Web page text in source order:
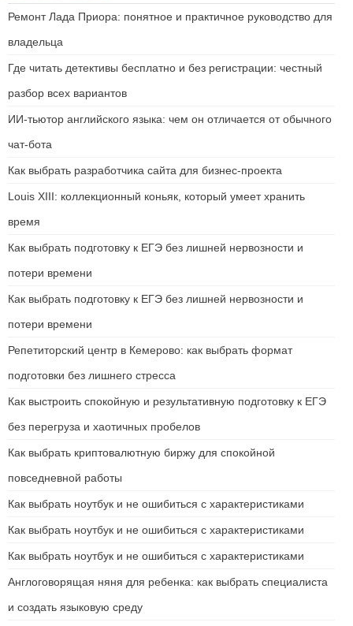
Ремонт Лада Приора: понятное и практичное руководство для
владельца
Где читать детективы бесплатно и без регистрации: честный
разбор всех вариантов
ИИ-тьютор английского языка: чем он отличается от обычного
чат-бота
Как выбрать разработчика сайта для бизнес-проекта
Louis XIII: коллекционный коньяк, который умеет хранить
время
Как выбрать подготовку к ЕГЭ без лишней нервозности и
потери времени
Как выбрать подготовку к ЕГЭ без лишней нервозности и
потери времени
Репетиторский центр в Кемерово: как выбрать формат
подготовки без лишнего стресса
Как выстроить спокойную и результативную подготовку к ЕГЭ
без перегруза и хаотичных пробелов
Как выбрать криптовалютную биржу для спокойной
повседневной работы
Как выбрать ноутбук и не ошибиться с характеристиками
Как выбрать ноутбук и не ошибиться с характеристиками
Как выбрать ноутбук и не ошибиться с характеристиками
Англоговорящая няня для ребенка: как выбрать специалиста
и создать языковую среду